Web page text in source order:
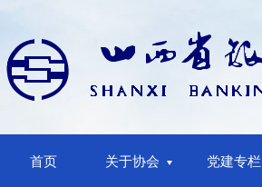
首页 关于协会 党建专栏